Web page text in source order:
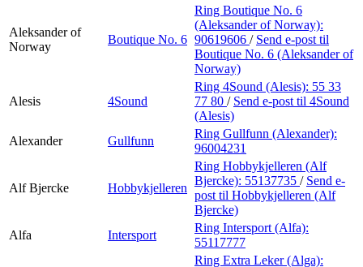
Aleksander of
Norway
Boutique No. 6
Ring Boutique No. 6
(Aleksander of Norway):
90619606 / Send e-post til
Boutique No. 6 (Aleksander of
Norway)
Alesis 4Sound
Ring 4Sound (Alesis): 55 33
77 80 / Send e-post til 4Sound
(Alesis)
Alexander
Gullfunn
Ring Gullfunn (Alexander):
96004231
Alf Bjercke Hobbykjelleren
Ring Hobbykjelleren (Alf
Bjercke): 55137735 / Send e-
post til Hobbykjelleren (Alf
Bjercke)
Alfa
Intersport
Ring Intersport (Alfa):
55117777
Ring Extra Leker (Alga):